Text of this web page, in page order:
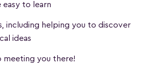
easy to learn
including helping you to discover
ideas
meeting you there!